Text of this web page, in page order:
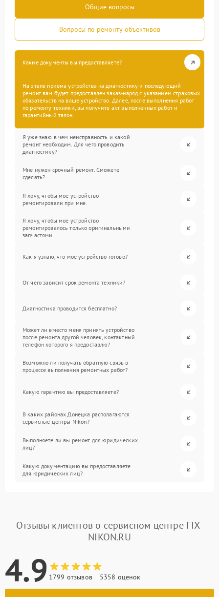
Общие вопросы
Вопросы по ремонту объективов
Какие документы вы предоставляете?
На этапе приема устройства на диагностику и последующий
ремонт вам будет предоставлен заказ-наряд с указанием страховых
обязательств на ваше устройство. Далее, после выполнения работ
по ремонту техники, вы получите акт выполненных работ и
гарантийный талон.
Я уже знаю в чем неисправность и какой
ремонт необходим. Для чего проводить
диагностику?
Мне нужен срочный ремонт. Сможете
сделать?
Я хочу, чтобы мое устройство
ремонтировали при мне.
Я хочу, чтобы мое устройство
ремонтировалось только оригинальными
запчастями.
Как я узнаю, что мое устройство готово?
От чего зависит срок ремонта техники?
Диагностика проводится бесплатно?
Может ли вместо меня принять устройство
после ремонта другой человек, контактный
телефон которого я предоставлю?
Возможно ли получать обратную связь в
процессе выполнения ремонтных работ?
Какую гарантию вы предоставляете?
В каких районах Донецка располагаются
сервисные центры Nikon?
Выполняете ли вы ремонт для юридических
лиц?
Какую документацию вы предоставляете
для юридических лиц?
Отзывы клиентов о сервисном центре FIX-
NIKON.RU
4.9 1799 отзывов 5358 оценок